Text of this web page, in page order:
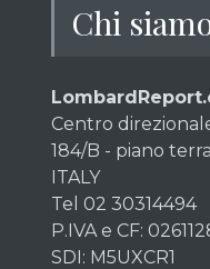
Chi
Centro
184/B - piano
ITALY
Tel 02 30314494
P.IVA e CF:
SDI: M5UXCR1